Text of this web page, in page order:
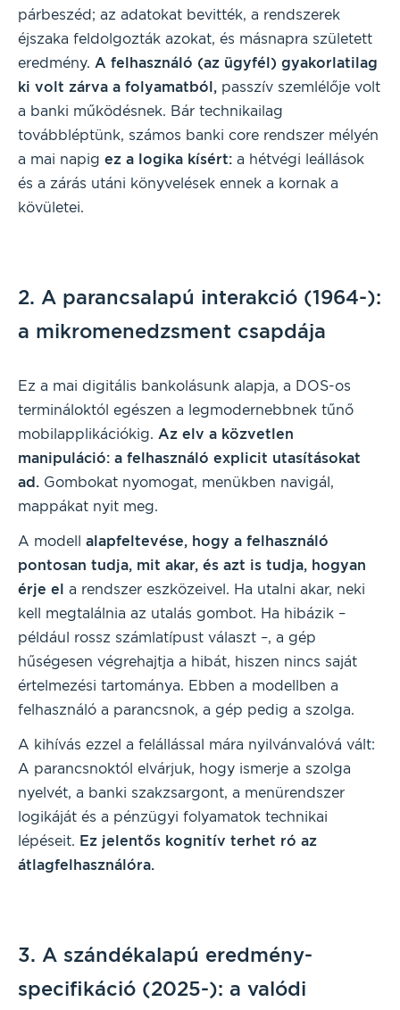
párbeszéd; az adatokat bevitték, a rendszerek
éjszaka feldolgozták azokat, és másnapra született
eredmény. A felhasználó (az ügyfél) gyakorlatilag
ki volt zárva a folyamatból, passzív szemlélője volt
a banki működésnek. Bár technikailag
továbbléptünk, számos banki core rendszer mélyén
a mai napig ez a logika kísért: a hétvégi leállások
és a zárás utáni könyvelések ennek a kornak a
kövületei.
2. A parancsalapú interakció (1964-):
a mikromenedzsment csapdája
Ez a mai digitális bankolásunk alapja, a DOS-os
termináloktól egészen a legmodernebbnek tűnő
mobilapplikációkig. Az elv a közvetlen
manipuláció: a felhasználó explicit utasításokat
ad. Gombokat nyomogat, menükben navigál,
mappákat nyit meg.
A modell alapfeltevése, hogy a felhasználó
pontosan tudja, mit akar, és azt is tudja, hogyan
érje el a rendszer eszközeivel. Ha utalni akar, neki
kell megtalálnia az utalás gombot. Ha hibázik –
például rossz számlatípust választ –, a gép
hűségesen végrehajtja a hibát, hiszen nincs saját
értelmezési tartománya. Ebben a modellben a
felhasználó a parancsnok, a gép pedig a szolga.
A kihívás ezzel a felállással mára nyilvánvalóvá vált:
A parancsnoktól elvárjuk, hogy ismerje a szolga
nyelvét, a banki szakzsargont, a menürendszer
logikáját és a pénzügyi folyamatok technikai
lépéseit. Ez jelentős kognitív terhet ró az
átlagfelhasználóra.
3. A szándékalapú eredmény-
specifikáció (2025-): a valódi